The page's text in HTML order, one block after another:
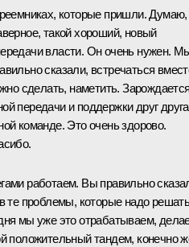
которые пришли. Думаю,
такой хороший, новый
власти. Он очень нужен.
сказали, встречаться
сделать, наметить.
передачи и поддержки друг друга
команде. Это очень здорово.
работаем. Вы правильно
те проблемы, которые надо
мы уже это отрабатываем,
положительный тандем, конечно